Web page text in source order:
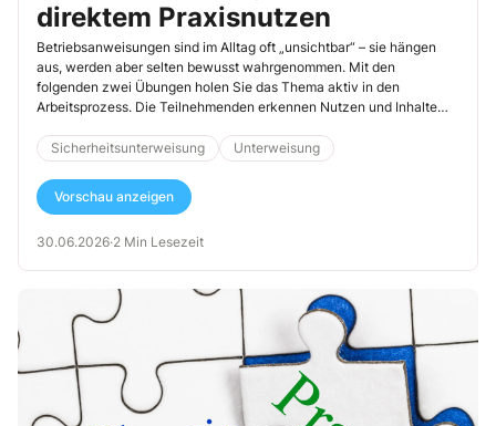
direktem Praxisnutzen
Betriebsanweisungen sind im Alltag oft „unsichtbar“ – sie hängen
aus, werden aber selten bewusst wahrgenommen. Mit den
folgenden zwei Übungen holen Sie das Thema aktiv in den
Arbeitsprozess. Die Teilnehmenden erkennen Nutzen und Inhalte
Arbeitsumgebung.
Sicherheitsunterweisung Unterweisung
Vorschau anzeigen
30.06.2026·2 Min Lesezeit